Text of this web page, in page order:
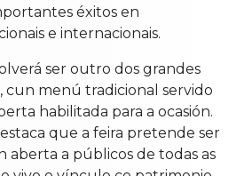
éxitos en
e internacionais.
ser outro dos grandes
cun menú tradicional servido
habilitada para a ocasión.
que a feira pretende ser
aberta a públicos de todas as